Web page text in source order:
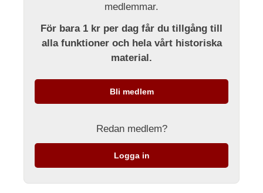
medlemmar.
För bara 1 kr per dag får du tillgång till
alla funktioner och hela vårt historiska
material.
Bli medlem
Redan medlem?
Logga in